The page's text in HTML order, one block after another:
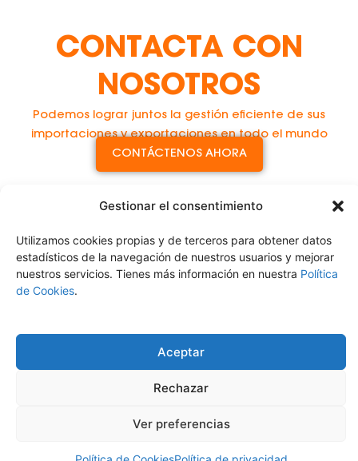
Gestionar el consentimiento
Utilizamos cookies propias y de terceros para obtener datos
estadísticos de la navegación de nuestros usuarios y mejorar
nuestros servicios. Tienes más información en nuestra Política
de Cookies.
Aceptar
Rechazar
Ver preferencias
CONTACTA CON
NOSOTROS
Podemos lograr juntos la gestión eficiente de sus
importaciones y exportaciones en todo el mundo
CONTÁCTENOS AHORA
Servicio Logístico Integral
Política de Privacidad
Política de Cookies